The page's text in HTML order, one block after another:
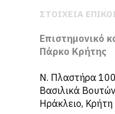
ΣΤΟΙΧΕΙΑ
Επιστημονικό
Πάρκο Κρήτης
N. Πλαστήρα 100
Βασιλικά
Ηράκλειο, Κρήτη